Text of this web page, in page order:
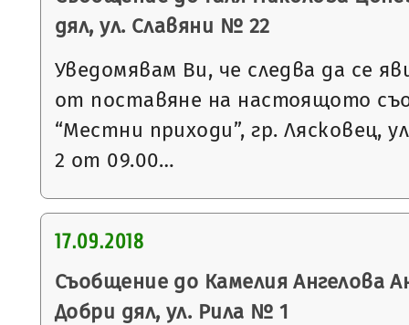
дял, ул. Славяни № 22
Уведомявам Ви, че следва да се
от поставяне на настоящото
“Местни приходи”, гр. Лясковец,
2 от 09.00…
17.09.2018
Съобщение до Камелия Ангелова
Добри дял, ул. Рила № 1